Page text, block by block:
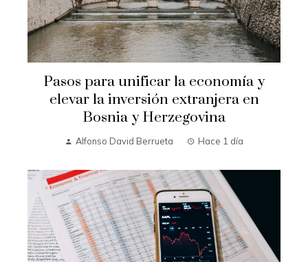
Pasos para unificar la economía y
elevar la inversión extranjera en
Bosnia y Herzegovina
Alfonso David Berrueta Hace 1 día